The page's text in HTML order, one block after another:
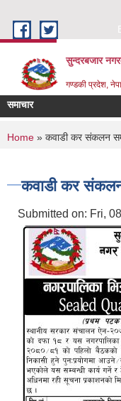
सुन्दरबजार
गण्डकी प्रदेश,
समाचार
You are
Home » कवाडी कर संकलन
कवाडी कर
Submitted on: Fri,